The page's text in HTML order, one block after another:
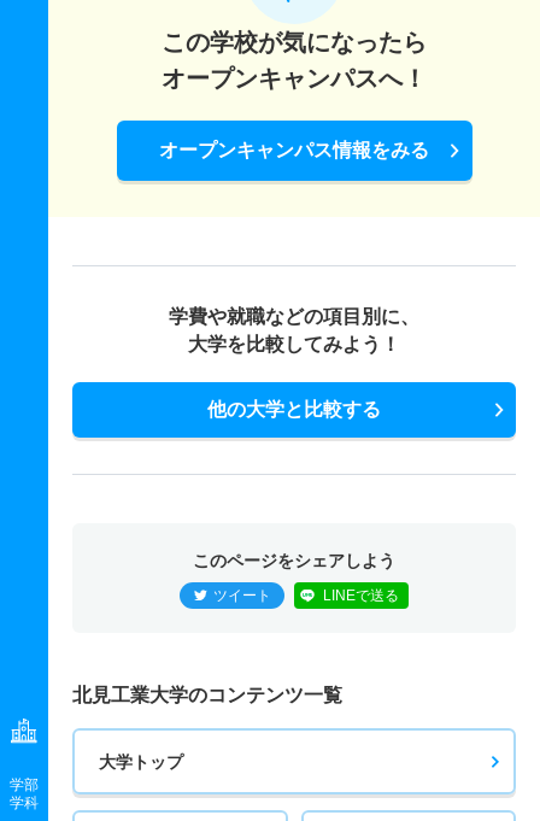
学部
学科
この学校が気になったら
オープンキャンパスへ！
オープンキャンパス情報をみる
学費や就職などの項目別に、
大学を比較してみよう！
他の大学と比較する
このページをシェアしよう
ツイート LINEで送る
北見工業大学のコンテンツ一覧
大学トップ